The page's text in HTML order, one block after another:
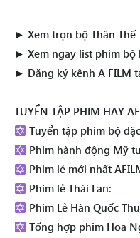
► Xem trọn bộ Thân Thế
► Xem ngay list phim bộ
► Đăng ký kênh A FILM
TUYỂN TẬP PHIM HAY
Tuyển tập phim bộ
Phim hành động Mỹ
Phim lẻ mới nhất
Phim lẻ Thái Lan:
Phim Lẻ Hàn Quốc
Tổng hợp phim Hoa